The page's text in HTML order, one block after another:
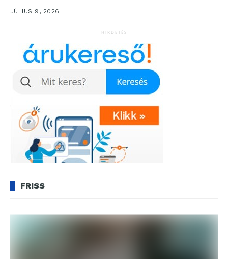
többlethalálozással. Szabó Péter...
JÚLIUS 9, 2026
HIRDETÉS
FRISS